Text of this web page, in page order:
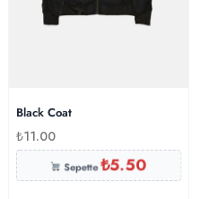
Black Coat
₺11.00
Sepette₺5.50